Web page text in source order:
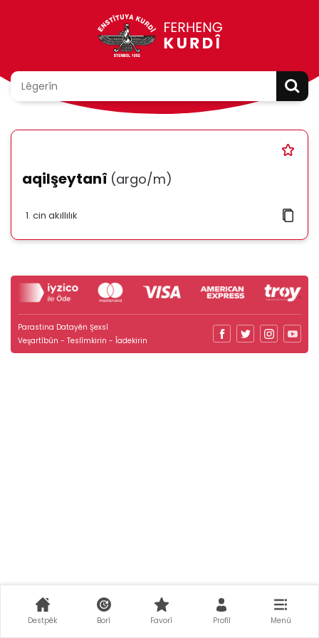
aqilşeytanî (argo/m)
cin akıllılık
Parastina Datayên Şexsî
Veşartîbûn - Teslîmkirin - Îadekirin
Destpêk Borî Favorî Profîl Menû